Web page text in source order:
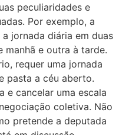
peculiaridades e
Por exemplo, a
jornada diária em duas
manhã e outra à tarde.
requer uma jornada
pasta a céu aberto.
e cancelar uma escala
coletiva. Não
pretende a deputada